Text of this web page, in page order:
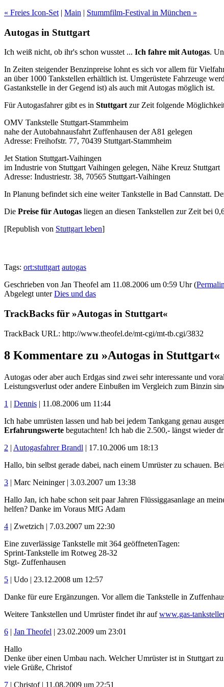
« Freies Icon-Set | Main | Stummfilm-Festival in München »
Autogas in Stuttgart
Ich weiß nicht, ob ihr's schon wusstet ... Ich fahre mit Autogas.
In Zeiten steigender Benzinpreise lohnt es sich vor allem für
an über 1000 Tankstellen erhältlich ist. Umgerüstete Fahrzeuge
Gastankstelle in der Gegend ist) als auch mit Autogas möglich ist.
Für Autogasfahrer gibt es in Stuttgartzur Zeit folgende
OMV Tankstelle Stuttgart-Stammheim
nahe der Autobahnausfahrt Zuffenhausen der A81 gelegen
Adresse: Freihofstr. 77, 70439 Stuttgart-Stammheim
Jet Station Stuttgart-Vaihingen
im Industrie von Stuttgart Vaihingen gelegen, Nähe Kreuz Stuttgart
Adresse: Industriestr. 38, 70565 Stuttgart-Vaihingen
In Planung befindet sich eine weiter Tankstelle in Bad Cannstatt.
Die Preise für Autogas liegen an diesen Tankstellen zur Zeit bei
[Republish von Stuttgart leben]
Tags: ort:stuttgart autogas
Geschrieben von Jan Theofel am 11.08.2006 um 0:59 Uhr (
Abgelegt unterDies und das
TrackBacks für »Autogas in Stuttgart«
TrackBack URL: http://www.theofel.de/mt-cgi/mt-tb.cgi/3832
8 Kommentare zu »Autogas in Stuttgart«
Autogas oder aber auch Erdgas sind zwei sehr interessante und
Leistungsverlust oder andere Einbußen im Vergleich zum Binzin
1 | Dennis | 11.08.2006 um 11:44
Ich habe umrüsten lassen und hab bei jedem Tankgang genau
Erfahrungswerte begutachten! Ich hab die 2.500,- längst wieder
2 | Autogasfahrer Brandl | 17.10.2006 um 18:13
Hallo, bin selbst gerade dabei, nach einem Umrüster zu schauen.
3 | Marc Neininger | 3.03.2007 um 13:38
Hallo Jan, ich habe schon seit paar Jahren Flüssiggasanlage an
helfen? Danke im Voraus MfG Adam
4 | Zwetzich | 7.03.2007 um 22:30
Eine zuverlässige Tankstelle mit 364 geöffnetenTagen:
Sprint-Tankstelle im Rotweg 28-32
Stgt- Zuffenhausen
5 | Udo | 23.12.2008 um 12:57
Danke für eure Ergänzungen. Vor allem die Tankstelle in
Weitere Tankstellen und Umrüster findet ihr aufwww.gas-
6 | Jan Theofel | 23.02.2009 um 23:01
Hallo
Denke über einen Umbau nach. Welcher Umrüster ist in Stuttgart
viele Grüße, Christof
7 | Christof | 11.08.2009 um 22:51